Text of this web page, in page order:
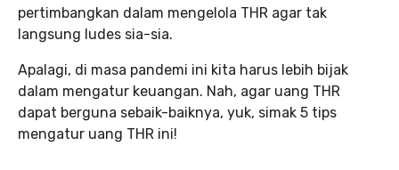
pertimbangkan dalam mengelola THR agar tak
langsung ludes sia-sia.
Apalagi, di masa pandemi ini kita harus lebih bijak
dalam mengatur keuangan. Nah, agar uang THR
dapat berguna sebaik-baiknya, yuk, simak 5 tips
mengatur uang THR ini!